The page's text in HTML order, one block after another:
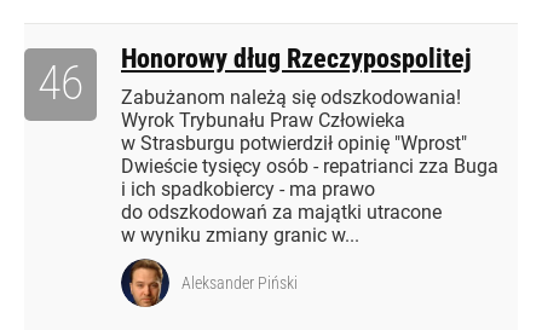
Honorowy dług Rzeczypospolitej
Zabużanom należą się odszkodowania!
Wyrok Trybunału Praw Człowieka
w Strasburgu potwierdził opinię "Wprost"
Dwieście tysięcy osób - repatrianci zza Buga
i ich spadkobiercy - ma prawo
do odszkodowań za majątki utracone
w wyniku zmiany granic w...
46
Aleksander Piński